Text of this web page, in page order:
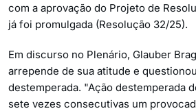
com a aprovação do Projeto de
já foi promulgada (Resolução 32/25).
Em discurso no Plenário, Glauber
arrepende de sua atitude e
destemperada. "Ação destemperada
sete vezes consecutivas um